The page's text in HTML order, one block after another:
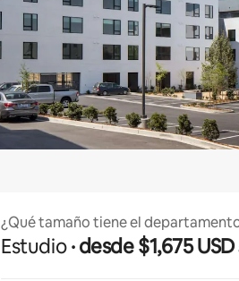
¿Qué tamaño tiene el
Estudio · desde $1,675 USD